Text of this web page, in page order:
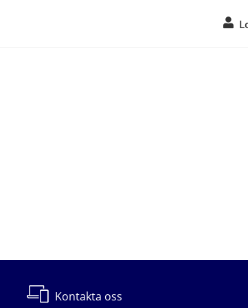
Kontakta oss